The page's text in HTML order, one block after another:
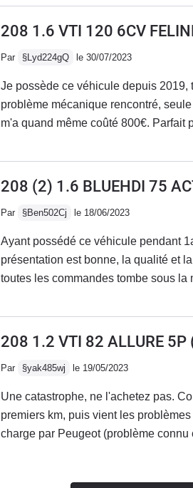
208 1.6 VTI 120 6CV
Par §Lyd224gQ le 30/07/2023
Je possède ce véhicule depuis
problème mécanique rencontré,
m'a quand même coûté 800€. Parfait
vraiment une 6ème vitesse, les
finition est très belle, je change de
panoramique.
208 (2) 1.6 BLUEHDI 75
Par §Ben502Cj le 18/06/2023
Ayant possédé ce véhicule pendant
présentation est bonne, la qualité et
toutes les commandes tombe sous
apparemment à cause du S&S qui
autrement c'est un véhicule au top
tendance à déconner aussi, le
autrement ça va, le coffre est un peu
un peu , un très bon véhicule que je
208 1.2 VTI 82 ALLURE 5P
Par §yak485wj le 19/05/2023
Une catastrophe, ne l'achetez pas.
premiers km, puis vient les
charge par Peugeot (problème